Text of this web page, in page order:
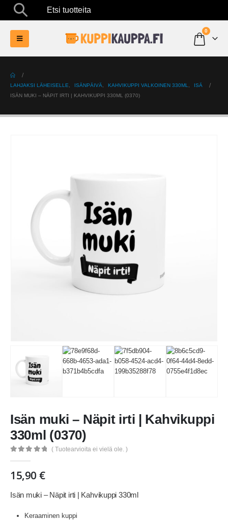
Etsi tuotteita
0
LAHJAKSI LÄHEISELLE ISÄNPÄIVÄ KAHVIKUPPI VALKOINEN 330ML
ISÄ
ISÄN MUKI – NÄPIT IRTI | KAHVIKUPPI 330ML (0370)
Isän muki – Näpit irti | Kahvikuppi
330ml (0370)
( Tuotearvioita ei vielä ole. )
15,90 €
Isän muki – Näpit irti | Kahvikuppi 330ml
Keraaminen kuppi